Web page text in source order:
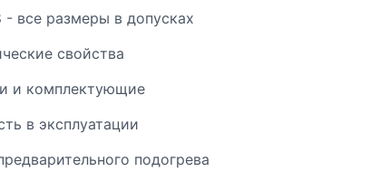
все размеры в допусках
свойства
и комплектующие
в эксплуатации
подогрева